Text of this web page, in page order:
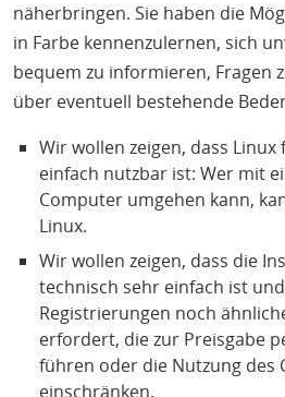
näherbringen. Sie haben die
in Farbe kennenzulernen, sich
bequem zu informieren, Fragen
über eventuell bestehende
Wir wollen zeigen, dass
einfach nutzbar ist: Wer mit
Computer umgehen kann,
Linux.
Wir wollen zeigen, dass die
technisch sehr einfach ist
Registrierungen noch
erfordert, die zur Preisgabe
führen oder die Nutzung des
einschränken.